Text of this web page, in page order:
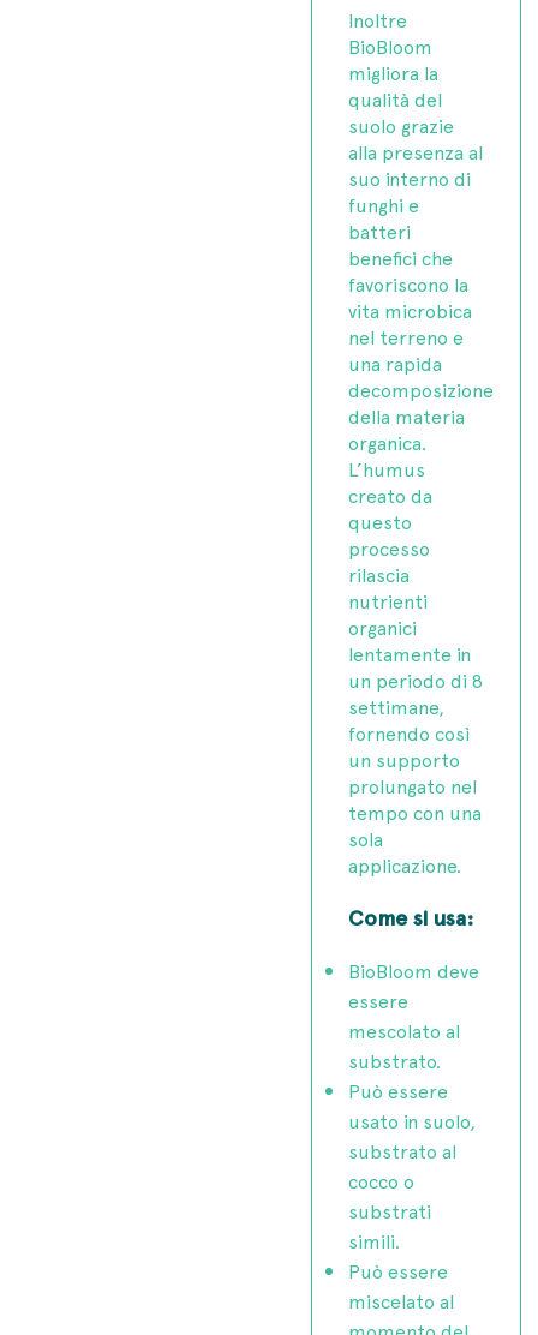
Inoltre
BioBloom
migliora la
qualità del
suolo grazie
alla presenza al
suo interno di
funghi e
batteri
benefici che
favoriscono la
vita microbica
nel terreno e
una rapida
decomposizione
della materia
organica.
L’humus
creato da
questo
processo
rilascia
nutrienti
organici
lentamente in
un periodo di 8
settimane,
fornendo così
un supporto
prolungato nel
tempo con una
sola
applicazione.
Come si usa:
BioBloom deve
essere
mescolato al
substrato.
Può essere
usato in suolo,
substrato al
cocco o
substrati
simili.
Può essere
miscelato al